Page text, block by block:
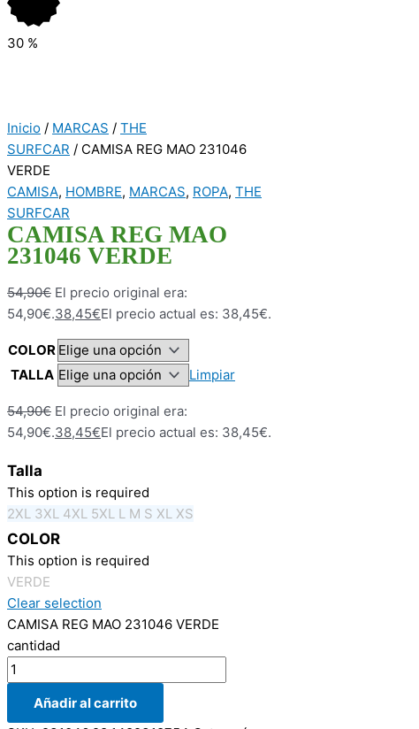
30 %
Inicio / MARCAS / THE
SURFCAR / CAMISA REG MAO 231046
VERDE
CAMISA, HOMBRE, MARCAS, ROPA, THE
SURFCAR
CAMISA REG MAO
231046 VERDE
54,90€ El precio original era:
54,90€.38,45€El precio actual es: 38,45€.
COLOR
TALLA
Limpiar
54,90€ El precio original era:
54,90€.38,45€El precio actual es: 38,45€.
Talla
This option is required
2XL 3XL 4XL 5XL L M S XL XS
COLOR
This option is required
VERDE
Clear selection
CAMISA REG MAO 231046 VERDE
cantidad
Añadir al carrito